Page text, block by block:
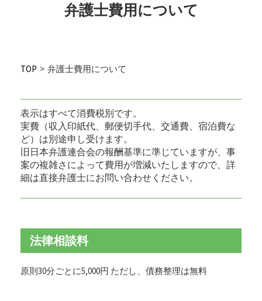
弁護士費用について
TOP > 弁護士費用について
表示はすべて消費税別です。
実費（収入印紙代、郵便切手代、交通費、宿泊費な
ど）は別途申し受けます。
旧日本弁護連合会の報酬基準に準じていますが、事
案の複雑さによって費用が増減いたしますので、詳
細は直接弁護士にお問い合わせください。
法律相談料
原則30分ごとに5,000円 ただし、債務整理は無料